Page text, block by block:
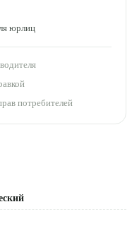
юрлиц
потребителей